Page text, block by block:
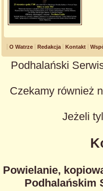
O Watrze Redakcja Kontakt
Podhalański
Czekamy również
Jeżeli
Powielanie,
Podhalańskim